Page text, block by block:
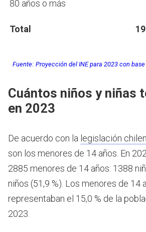
80 años o más
Total
Fuente: Proyección del INE para 2023 con
Cuántos niños y niñas
en 2023
De acuerdo con la legislación
son los menores de 14 años. En
2885 menores de 14 años: 1388
niños (51,9 %). Los menores de 14
representaban el 15,0 % de la
2023.